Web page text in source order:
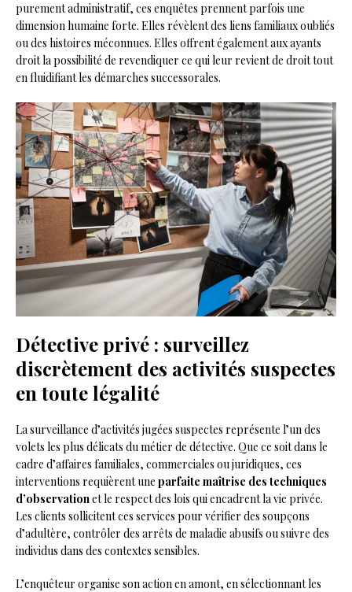
purement administratif, ces enquêtes prennent parfois une
dimension humaine forte. Elles révèlent des liens familiaux oubliés
ou des histoires méconnues. Elles offrent également aux ayants
droit la possibilité de revendiquer ce qui leur revient de droit tout
en fluidifiant les démarches successorales.
Détective privé : surveillez
discrètement des activités suspectes
en toute légalité
La surveillance d’activités jugées suspectes représente l’un des
volets les plus délicats du métier de détective. Que ce soit dans le
cadre d’affaires familiales, commerciales ou juridiques, ces
interventions requièrent une parfaite maîtrise des techniques
d’observationet le respect des lois qui encadrent la vie privée.
Les clients sollicitent ces services pour vérifier des soupçons
d’adultère, contrôler des arrêts de maladie abusifs ou suivre des
individus dans des contextes sensibles.
L’enquêteur organise son action en amont, en sélectionnant les